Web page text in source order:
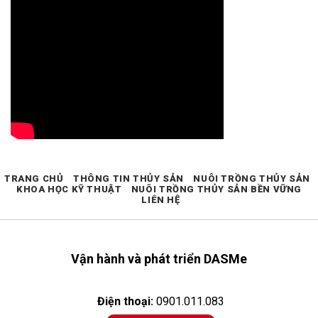
Vận hành và phát triển DASMe
Điện thoại: 0901.011.083
TRANG CHỦ THÔNG TIN THỦY SẢN
NUÔI TRỒNG THỦY SẢN
KHOA HỌC KỸ THUẬT
NUÔI TRỒNG THỦY SẢN BỀN VỮNG
LIÊN HỆ